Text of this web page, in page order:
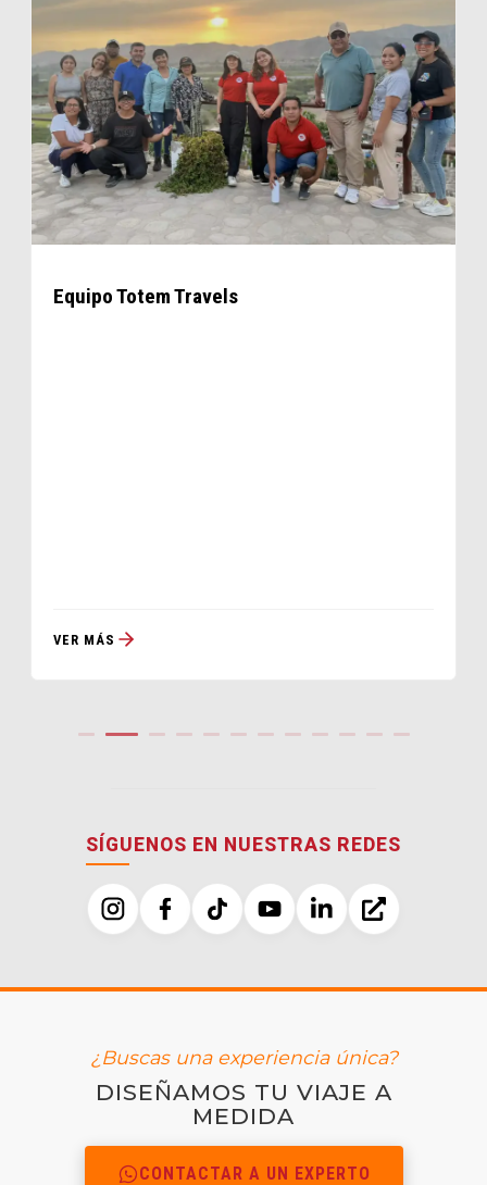
Equipo Totem Travels
VER MÁS
SÍGUENOS EN NUESTRAS REDES
¿Buscas una experiencia única?
DISEÑAMOS TU VIAJE A
MEDIDA
CONTACTAR A UN EXPERTO